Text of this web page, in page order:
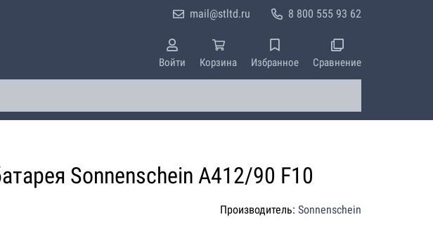
8 800 555 93 62
mail@stltd.ru
Войти Корзина Избранное Сравнение
Sonnenschein A412/90 F10
Производитель: Sonnenschein